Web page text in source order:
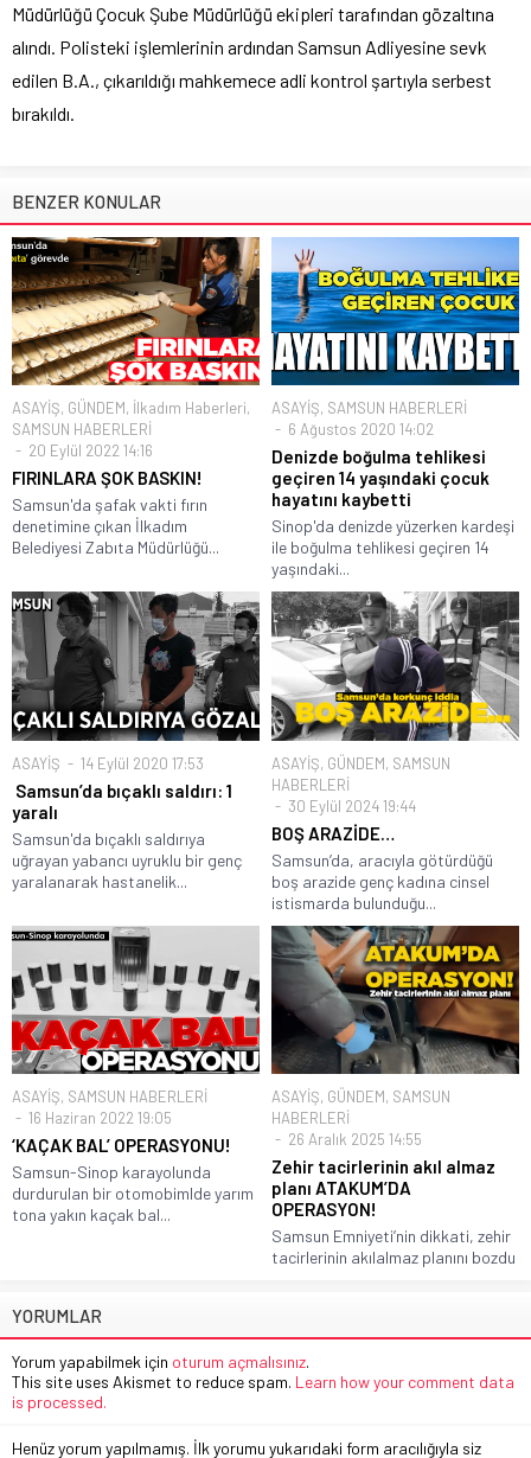
Müdürlüğü Çocuk Şube Müdürlüğü ekipleri tarafından gözaltına
alındı. Polisteki işlemlerinin ardından Samsun Adliyesine sevk
edilen B.A., çıkarıldığı mahkemece adli kontrol şartıyla serbest
bırakıldı.
BENZER KONULAR
ASAYİŞ, GÜNDEM, İlkadım Haberleri,
SAMSUN HABERLERİ
20 Eylül 2022 14:16
FIRINLARA ŞOK BASKIN!
Samsun'da şafak vakti fırın
denetimine çıkan İlkadım
Belediyesi Zabıta Müdürlüğü...
ASAYİŞ, SAMSUN HABERLERİ
6 Ağustos 2020 14:02
Denizde boğulma tehlikesi
geçiren 14 yaşındaki çocuk
hayatını kaybetti
Sinop'da denizde yüzerken kardeşi
ile boğulma tehlikesi geçiren 14
yaşındaki...
ASAYİŞ 14 Eylül 2020 17:53
Samsun’da bıçaklı saldırı: 1
yaralı
Samsun'da bıçaklı saldırıya
uğrayan yabancı uyruklu bir genç
yaralanarak hastanelik...
ASAYİŞ, GÜNDEM, SAMSUN
HABERLERİ
30 Eylül 2024 19:44
BOŞ ARAZİDE…
Samsun’da, aracıyla götürdüğü
boş arazide genç kadına cinsel
istismarda bulunduğu...
ASAYİŞ, SAMSUN HABERLERİ
16 Haziran 2022 19:05
‘KAÇAK BAL’ OPERASYONU!
Samsun-Sinop karayolunda
durdurulan bir otomobimlde yarım
tona yakın kaçak bal...
ASAYİŞ, GÜNDEM, SAMSUN
HABERLERİ
26 Aralık 2025 14:55
Zehir tacirlerinin akıl almaz
planı ATAKUM’DA
OPERASYON!
Samsun Emniyeti’nin dikkati, zehir
tacirlerinin akılalmaz planını bozdu
YORUMLAR
Yorum yapabilmek için oturum açmalısınız.
This site uses Akismet to reduce spam. Learn how your comment data
is processed.
Henüz yorum yapılmamış. İlk yorumu yukarıdaki form aracılığıyla siz